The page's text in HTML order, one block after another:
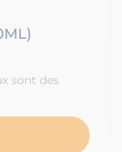
sont des